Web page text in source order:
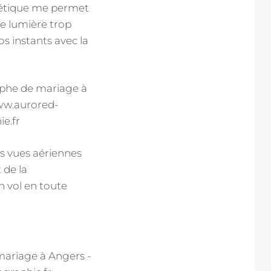
me permet
lumière trop
instants avec la
vues aériennes
la
vol en toute